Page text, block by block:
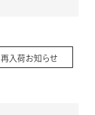
再入荷お知らせ